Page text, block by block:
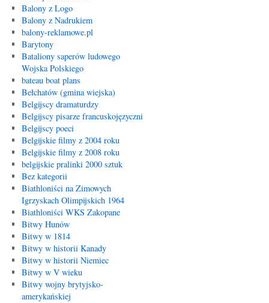
Balony z Logo
Balony z Nadrukiem
balony-reklamowe.pl
Barytony
Bataliony saperów ludowego
Wojska Polskiego
bateau boat plans
Bełchatów (gmina wiejska)
Belgijscy dramaturdzy
Belgijscy pisarze francuskojęzyczni
Belgijscy poeci
Belgijskie filmy z 2004 roku
Belgijskie filmy z 2008 roku
belgijskie pralinki 2000 sztuk
Bez kategorii
Biathloniści na Zimowych
Igrzyskach Olimpijskich 1964
Biathloniści WKS Zakopane
Bitwy Hunów
Bitwy w 1814
Bitwy w historii Kanady
Bitwy w historii Niemiec
Bitwy w V wieku
Bitwy wojny brytyjsko-
amerykańskiej